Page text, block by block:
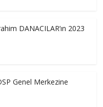
DANACILAR’ın 2023
Genel Merkezine